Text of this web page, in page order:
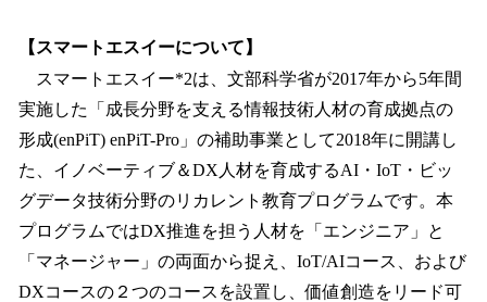
【スマートエスイーについて】
スマートエスイー*2は、文部科学省が2017年から5年間
実施した「成長分野を支える情報技術人材の育成拠点の
形成(enPiT) enPiT-Pro」の補助事業として2018年に開講し
た、イノベーティブ＆DX人材を育成するAI・IoT・ビッ
グデータ技術分野のリカレント教育プログラムです。本
プログラムではDX推進を担う人材を「エンジニア」と
「マネージャー」の両面から捉え、IoT/AIコース、および
DXコースの２つのコースを設置し、価値創造をリード可